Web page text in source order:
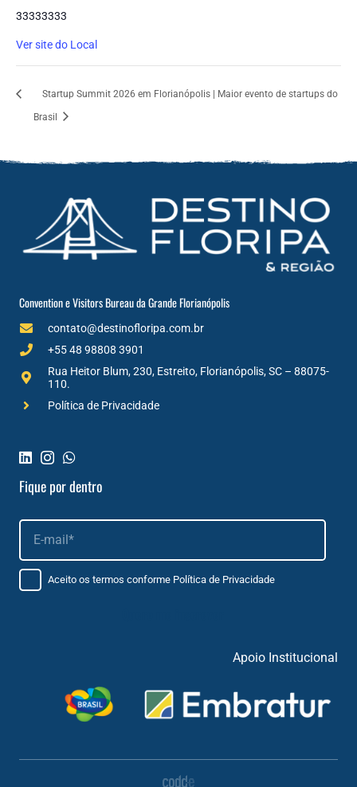
33333333
Ver site do Local
Startup Summit 2026 em Florianópolis | Maior evento de startups do
Brasil
Convention e Visitors Bureau da Grande Florianópolis
contato@destinofloripa.com.br
+55 48 98808 3901
Rua Heitor Blum, 230, Estreito, Florianópolis, SC – 88075-
110.
Política de Privacidade
Fique por dentro
Aceito os termos conforme Política de Privacidade
Apoio Institucional